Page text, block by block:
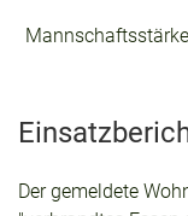
Mannschaftsstärke
Der gemeldete